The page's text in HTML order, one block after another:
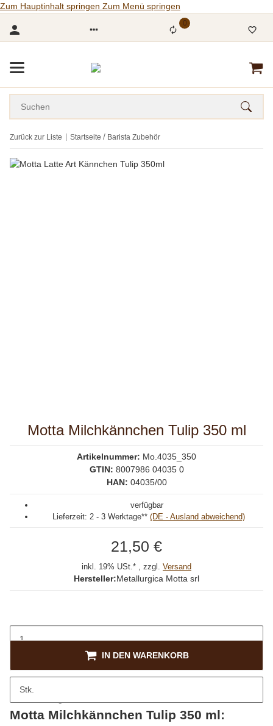
Zum Hauptinhalt springen Zum Menü springen
0
Zurück zur Liste Startseite Barista Zubehör
Motta Milchkännchen Tulip 350 ml
Artikelnummer: Mo.4035_350
GTIN: 8007986 04035 0
HAN: 04035/00
verfügbar
Lieferzeit: 2 - 3 Werktage** (DE - Ausland abweichend)
21,50 €
inkl. 19% USt.* , zzgl. Versand
Hersteller:Metallurgica Motta srl
Stk.
IN DEN WARENKORB
Motta Milchkännchen Tulip 350 ml: